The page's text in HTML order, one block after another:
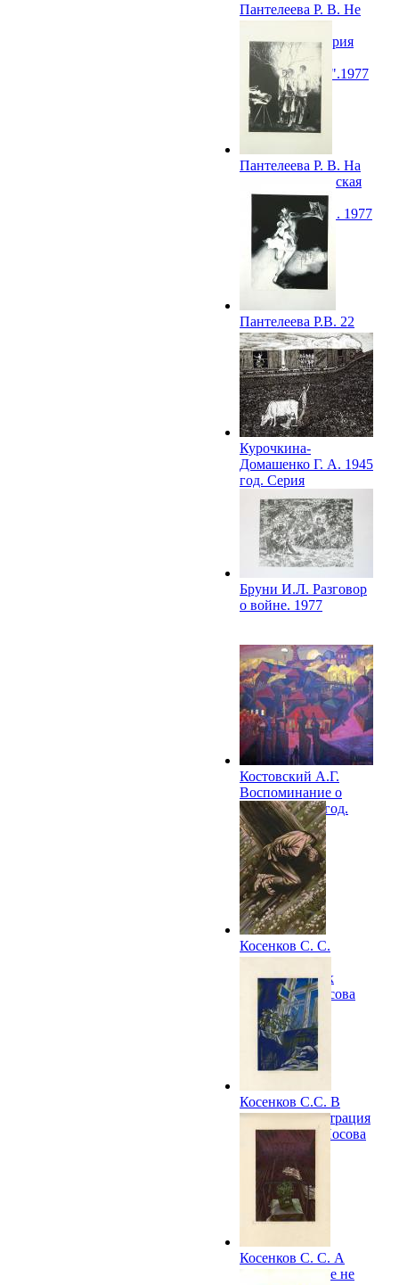
Пантелеева Р. В. Не
все вернулись.
Графическая серия
"Великая
Отечественная".1977
Пантелеева Р. В. На
память.Графическая
серия "Великая
Отечественная". 1977
Пантелеева Р.В. 22
июня 1941.
Графическая серия
"Великая
Отечественная". 1977
Курочкина-
Домашенко Г. А. 1945
год. Серия
"Воспоминание".
1977-1978
Бруни И.Л. Разговор
о войне. 1977
Костовский А.Г.
Воспоминание о
детстве. 1941 год.
1977
Косенков С. С.
Ранение.
Иллюстрация к
рассказу Е. Носова
"Красное вино
Победы". 1978
Косенков С.С. В
палате. Иллюстрация
к рассказу Е. Носова
"Красное вино
Победы". 1978
Косенков С. С. А
Копешкина уже не